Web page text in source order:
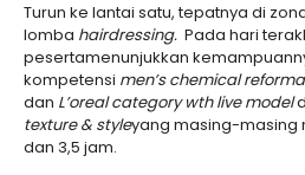
Turun ke lantai satu, tepatnya di
lomba hairdressing. Pada hari
pesertamenunjukkan
kompetensi men’s chemical
dan L’oreal category wth live model
texture & styleyang masing-masing
dan 3,5 jam.